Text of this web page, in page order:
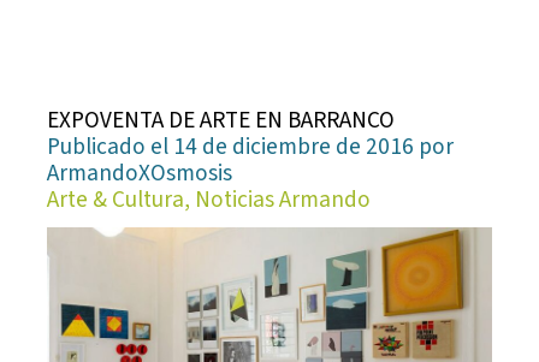
EXPOVENTA DE ARTE EN BARRANCO
Publicado el 14 de diciembre de 2016 por
ArmandoXOsmosis
Arte & Cultura, Noticias Armando